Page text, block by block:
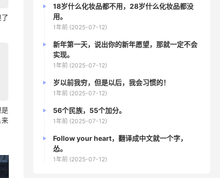
是
18岁什么化妆品都不用，28岁什么化妆品都没
用。
1年前 (2025-07-12)
新年第一天，说出你的新年愿望，那就一定不会
实现。
1年前 (2025-07-12)
岁以前我穷，但是以后，我会习惯的！
1年前 (2025-07-12)
56个民族，55个加分。
1年前 (2025-07-12)
Follow your heart，翻译成中文就一个字，
怂。
1年前 (2025-07-12)